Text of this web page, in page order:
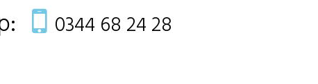
0344 68 24 28